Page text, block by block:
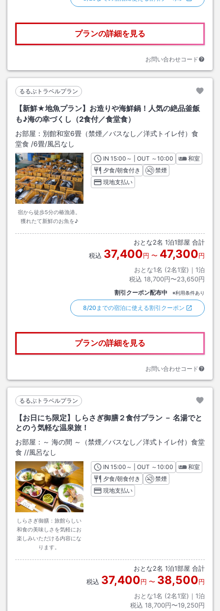
プランの詳細を見る
お問い合わせコード
るるぶトラベルプラン
【新鮮★地魚プラン】お造りや海鮮鍋！人気の絶品釜飯
も♪海の幸づくし（2食付／食堂食）
お部屋： 別館和室6畳（禁煙／バスなし／洋式トイレ付）食
堂食 /6畳/風呂なし
宿から徒歩5分の椿漁港。
獲れたて新鮮のお魚を♪
INチェックイン
15:00 ～ | OUT チェックアウト
～10:00
和室
夕食/朝食付き
禁煙
現地支払い
おとな2名 1泊1部屋 合計
税込 37,400円 〜 47,300円
おとな1名 (2名1室)｜ 1泊
税込 18,700円〜23,650円
割引クーポン配布中 ※利用条件あり
8/20までの宿泊に使える割引クーポン
プランの詳細を見る
お問い合わせコード
るるぶトラベルプラン
【お日にち限定】しらさぎ御膳２食付プラン － 名湯でと
とのう気軽な温泉旅！
お部屋： ～ 海の間 ～（禁煙／バスなし／洋式トイレ付）食堂
食 //風呂なし
しらさぎ御膳：旅館らしい
和食の美味しさを気軽にお
楽しみいただける内容にな
ります。
INチェックイン
15:00 ～ | OUT チェックアウト
～10:00
和室
夕食/朝食付き
禁煙
現地支払い
おとな2名 1泊1部屋 合計
税込 37,400円 〜 38,500円
おとな1名 (2名1室)｜ 1泊
税込 18,700円〜19,250円